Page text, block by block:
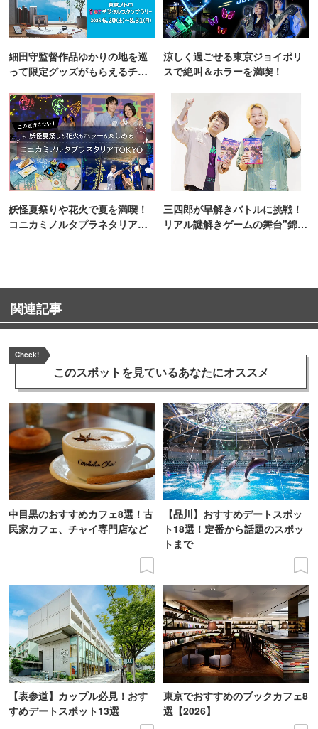
細田守監督作品ゆかりの地を巡
って限定グッズがもらえるチャ
涼しく過ごせる東京ジョイポリ
スで絶叫＆ホラーを満喫！
妖怪夏祭りや花火で夏を満喫！
コニカミノルタプラネタリア
三四郎が早解きバトルに挑戦！
リアル謎解きゲームの舞台"錦糸
関連記事
Check!
このスポットを見ているあなたにオススメ
中目黒のおすすめカフェ8選！古
民家カフェ、チャイ専門店など
【品川】おすすめデートスポッ
ト18選！定番から話題のスポッ
トまで
【表参道】カップル必見！おす
すめデートスポット13選
東京でおすすめのブックカフェ8
選【2026】